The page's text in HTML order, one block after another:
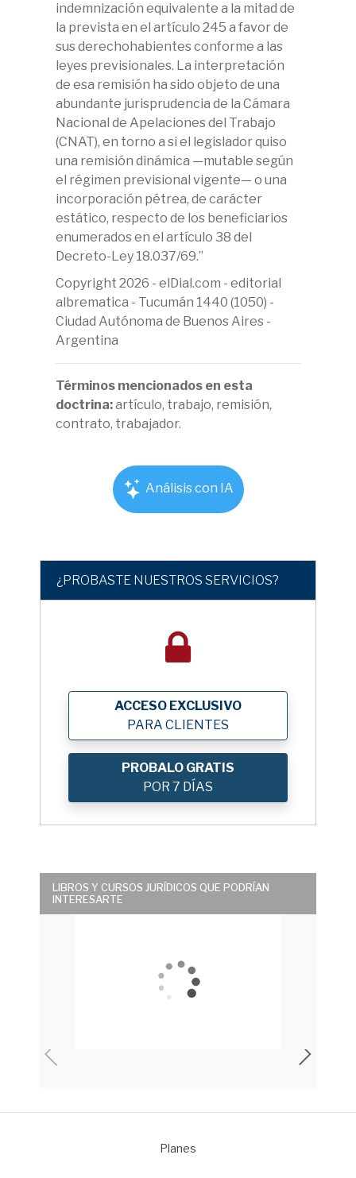
indemnización equivalente a la mitad de
la prevista en el artículo 245 a favor de
sus derechohabientes conforme a las
leyes previsionales. La interpretación
de esa remisión ha sido objeto de una
abundante jurisprudencia de la Cámara
Nacional de Apelaciones del Trabajo
(CNAT), en torno a si el legislador quiso
una remisión dinámica —mutable según
el régimen previsional vigente— o una
incorporación pétrea, de carácter
estático, respecto de los beneficiarios
enumerados en el artículo 38 del
Decreto-Ley 18.037/69.”
Copyright 2026 - elDial.com - editorial
albrematica - Tucumán 1440 (1050) -
Ciudad Autónoma de Buenos Aires -
Argentina
Términos mencionados en esta
doctrina:artículo, trabajo, remisión,
contrato, trabajador.
Análisis con IA
¿PROBASTE NUESTROS SERVICIOS?
ACCESO EXCLUSIVO
PARA CLIENTES
PROBALO GRATIS
POR 7 DÍAS
LIBROS Y CURSOS JURÍDICOS QUE PODRÍAN
INTERESARTE
Planes